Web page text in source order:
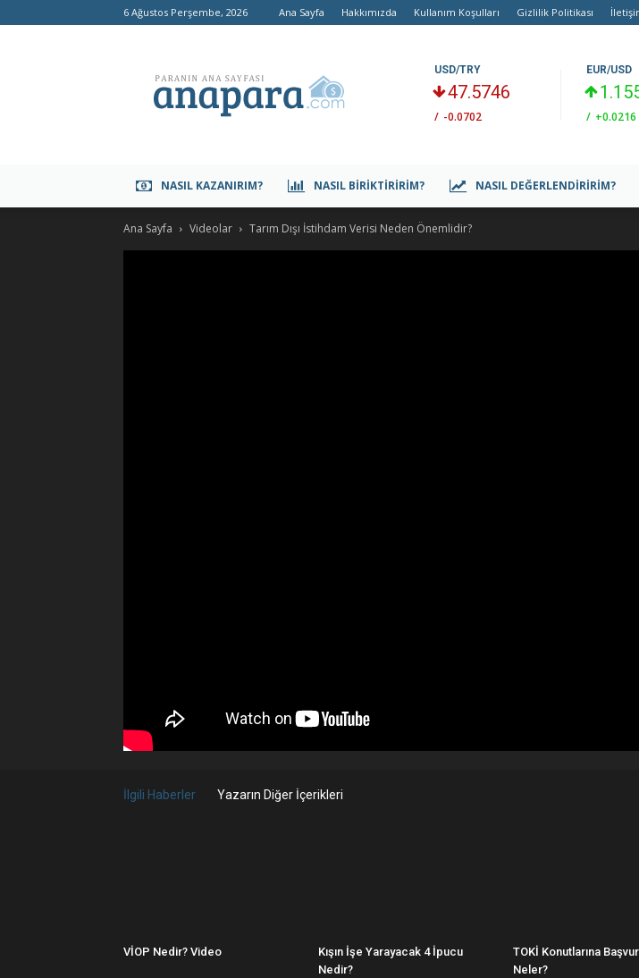
6 Ağustos Perşembe, 2026 Ana Sayfa Hakkımızda Kullanım Koşulları Gizlilik Politikası
USD/TRY
47.5746
/ -0.0702
EUR/USD
/ +0.0216
NASIL KAZANIRIM? NASIL BIRIKTIRIRIM? NASIL DEĞERLENDIRIRIM?
Ana Sayfa Videolar Tarım Dışı İstihdam Verisi Neden Önemlidir?
İlgili Haberler Yazarın Diğer İçerikleri
VİOP Nedir? Video
Kışın İşe Yarayacak 4 İpucu
Nedir?
TOKİ Konutlarına
Neler?